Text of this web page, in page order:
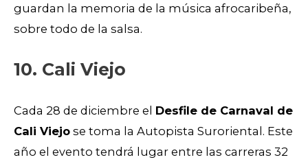
guardan la memoria de la música afrocaribeña,
sobre todo de la salsa.
10. Cali Viejo
Cada 28 de diciembre el Desfile de Carnaval de
Cali Viejo se toma la Autopista Suroriental. Este
año el evento tendrá lugar entre las carreras 32